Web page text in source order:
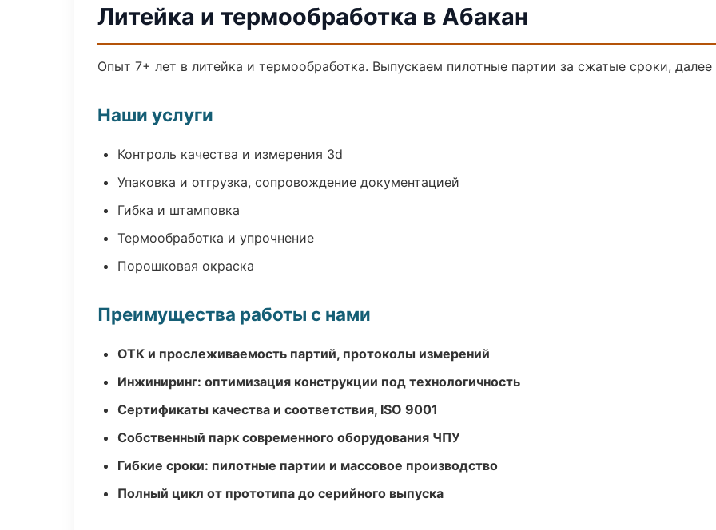
Литейка и термообработка в Абакан
Опыт 7+ лет в литейка и термообработка. Выпускаем пилотные партии за сжатые сроки,
Наши услуги
Контроль качества и измерения 3d
Упаковка и отгрузка, сопровождение документацией
Гибка и штамповка
Термообработка и упрочнение
Порошковая окраска
Преимущества работы с нами
ОТК и прослеживаемость партий, протоколы измерений
Инжиниринг: оптимизация конструкции под технологичность
Сертификаты качества и соответствия, ISO 9001
Собственный парк современного оборудования ЧПУ
Гибкие сроки: пилотные партии и массовое производство
Полный цикл от прототипа до серийного выпуска